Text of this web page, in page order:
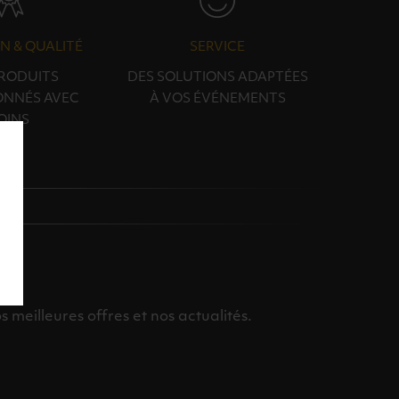
& QUALITÉ
AVEC
SERVICE
DES SOLUTIONS ADAPTÉES
À VOS ÉVÉNEMENTS
meilleures offres et nos actualités.